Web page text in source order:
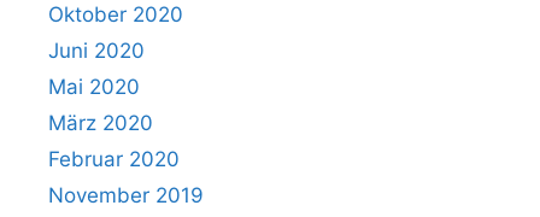
Oktober 2020
Juni 2020
Mai 2020
März 2020
Februar 2020
November 2019